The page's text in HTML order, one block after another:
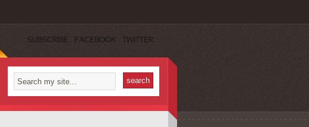
SUBSCRIBE FACEBOOK TWITTER